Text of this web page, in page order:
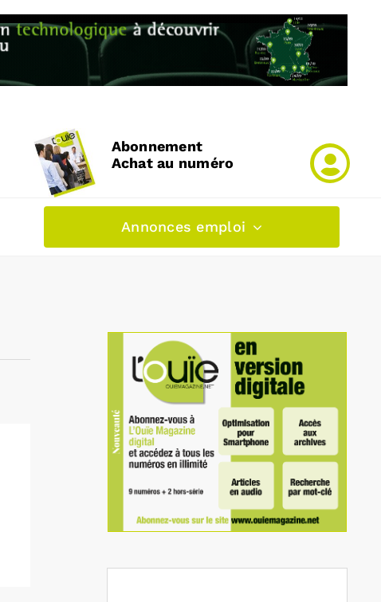
Abonnement
Achat au numéro
Annonces emploi